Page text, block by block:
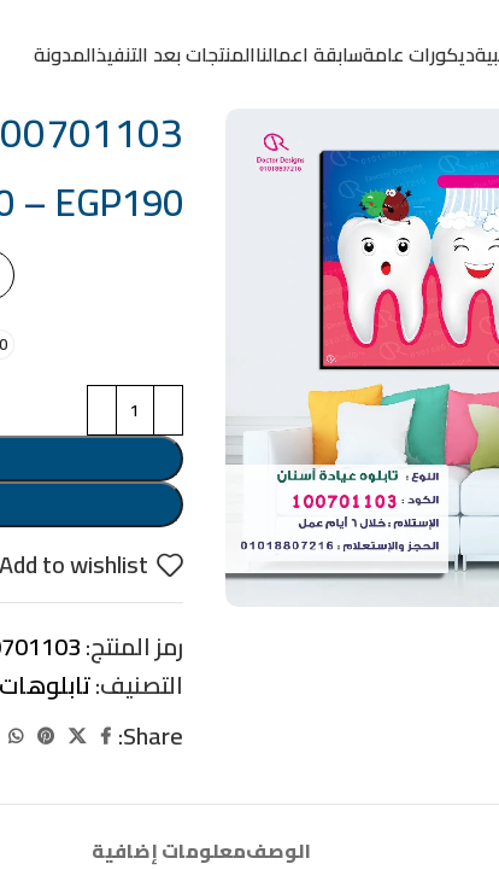
ديكورات عامةسابقة اعمالناالمنتجات بعد التنفيذالمدونة
EGP190
–
Add to wishlist
رمز المنتج:
التصنيف:
Share:
الوصفمعلومات إضافية